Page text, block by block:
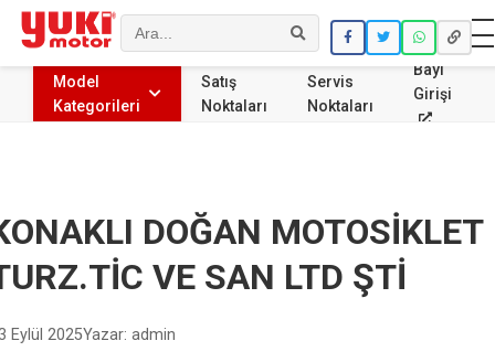
Ara
Model
Kategorileri
Satış
Noktaları
Servis
Noktaları
Bayi
Girişi
DOĞAN MOTOSİKLET
VE SAN LTD ŞTİ
Eylül 2025Yazar: admin